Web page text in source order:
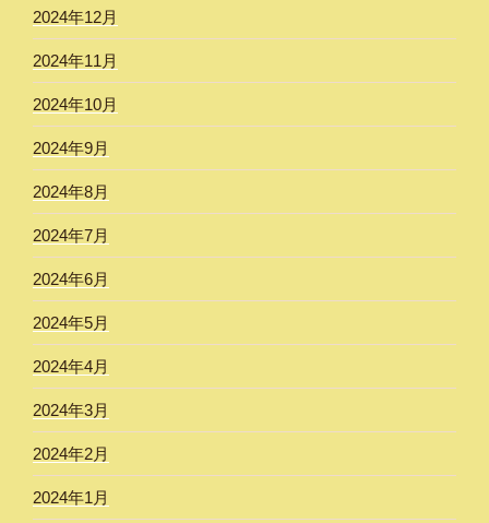
2024年12月
2024年11月
2024年10月
2024年9月
2024年8月
2024年7月
2024年6月
2024年5月
2024年4月
2024年3月
2024年2月
2024年1月